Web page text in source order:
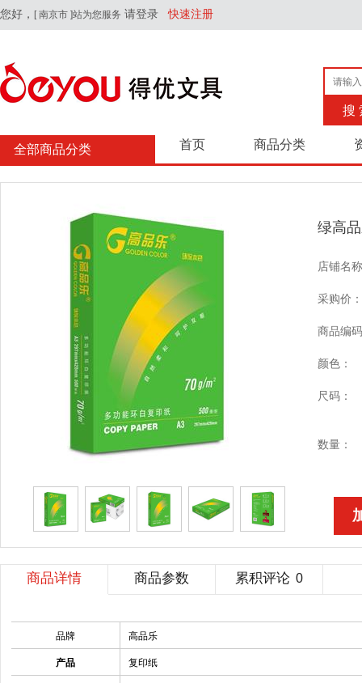
您好， [ 南京市 ]站为您服务 请登录 快速注册
搜
全部商品分类 首页 商品分类
绿高
店铺名
采购价：
商品编
颜色：
尺码：
数量：
商品详情 商品参数 累积评论 0
品牌 高品乐
产品 复印纸